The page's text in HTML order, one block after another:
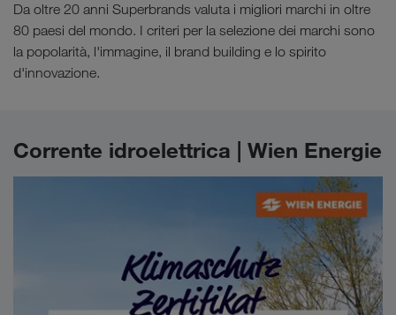
Da oltre 20 anni Superbrands valuta i migliori marchi in oltre
80 paesi del mondo. I criteri per la selezione dei marchi sono
la popolarità, l'immagine, il brand building e lo spirito
d'innovazione.
Corrente idroelettrica | Wien Energie